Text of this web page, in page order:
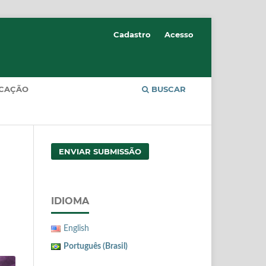
BUSCAR
Cadastro Acesso
ENVIAR SUBMISSÃO
IDIOMA
English
Português (Brasil)